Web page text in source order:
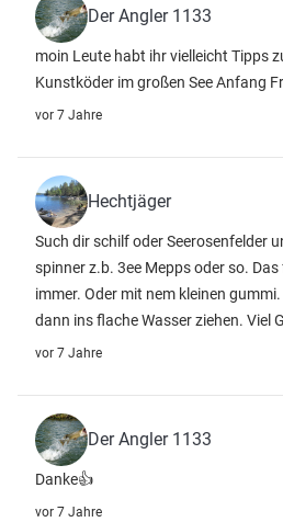
Der Angler 1133
moin Leute habt ihr vielleicht Tipps
Kunstköder im großen See Anfang
vor 7 Jahre
Hechtjäger
Such dir schilf oder Seerosenfelder
spinner z.b. 3ee Mepps oder so.
immer. Oder mit nem kleinen
dann ins flache Wasser ziehen. Viel
vor 7 Jahre
Der Angler 1133
Danke👍
vor 7 Jahre